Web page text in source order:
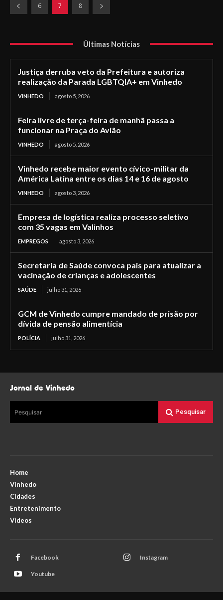
6 7 8
Últimas Notícias
Justiça derruba veto da Prefeitura e autoriza
realização da Parada LGBTQIA+ em Vinhedo
VINHEDO agosto 5, 2026
Feira livre de terça-feira de manhã passa a
funcionar na Praça do Avião
VINHEDO agosto 5, 2026
Vinhedo recebe maior evento cívico-militar da
América Latina entre os dias 14 e 16 de agosto
VINHEDO agosto 3, 2026
Empresa de logística realiza processo seletivo
com 35 vagas em Valinhos
EMPREGOS agosto 3, 2026
Secretaria de Saúde convoca pais para atualizar a
vacinação de crianças e adolescentes
SAÚDE julho 31, 2026
GCM de Vinhedo cumpre mandado de prisão por
dívida de pensão alimentícia
POLÍCIA julho 31, 2026
Jornal de Vinhedo
Pesquisar Pesquisar
Home
Vinhedo
Cidades
Entretenimento
Vídeos
Facebook Instagram
Youtube